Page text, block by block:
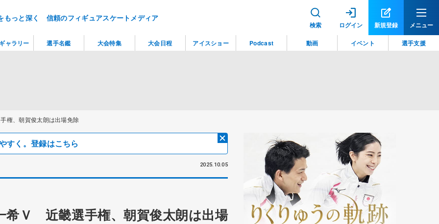
もっと深く 信頼のフィギュアスケートメディア
検索 ログイン 新規登録 メニュー
権、朝賀俊太朗は出場免除
すく。登録はこちら
2025.10.05
希Ｖ 近畿選手権、朝賀俊太朗は出場
ャラリー 選手名鑑 大会特集 大会日程 アイスショー Podcast 動画 イベント 選手支援